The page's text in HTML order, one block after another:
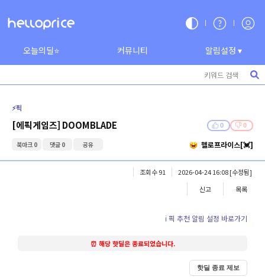
오늘의딜⭐ 커뮤니티 알림설정 ▾
⚡️픽
[에픽게임즈] DOOMBLADE 0 0
북마크 0 댓글 0 공유 헬로프라이스[💓]
조회수 91 2026-04-24 16:08[수정됨]
신고
목록
ℹ️ 픽 추천 알림 설정 바로가기
⏰ 해당 핫딜은 종료되었습니다.
핫딜 종료 제보